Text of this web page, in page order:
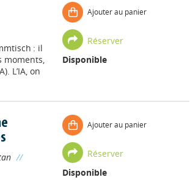
: il
moments,
L’IA, on
Ajouter au panier
Réserver
Disponible
//
Ajouter au panier
Réserver
Disponible